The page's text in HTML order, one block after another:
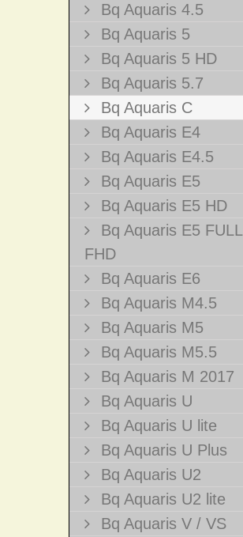
Bq Aquaris 4.5
Bq Aquaris 5
Bq Aquaris 5 HD
Bq Aquaris 5.7
Bq Aquaris C
Bq Aquaris E4
Bq Aquaris E4.5
Bq Aquaris E5
Bq Aquaris E5 HD
Bq Aquaris E5 FULL
FHD
Bq Aquaris E6
Bq Aquaris M4.5
Bq Aquaris M5
Bq Aquaris M5.5
Bq Aquaris M 2017
Bq Aquaris U
Bq Aquaris U lite
Bq Aquaris U Plus
Bq Aquaris U2
Bq Aquaris U2 lite
Bq Aquaris V / VS